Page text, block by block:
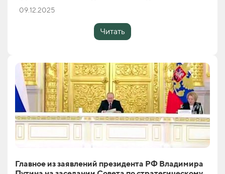
09.12.2025
Читать
Главное из заявлений президента РФ Владимира